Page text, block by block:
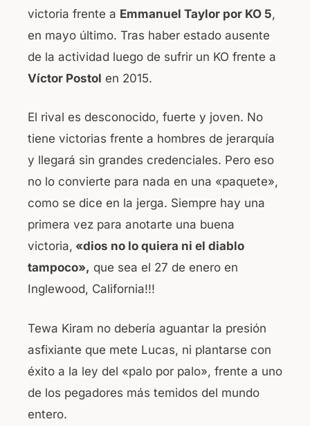
victoria frente a Emmanuel Taylor por KO 5,
en mayo último. Tras haber estado ausente
de la actividad luego de sufrir un KO frente a
Víctor Postol en 2015.
El rival es desconocido, fuerte y joven. No
tiene victorias frente a hombres de jerarquía
y llegará sin grandes credenciales. Pero eso
no lo convierte para nada en una «paquete»,
como se dice en la jerga. Siempre hay una
primera vez para anotarte una buena
victoria, «dios no lo quiera ni el diablo
tampoco», que sea el 27 de enero en
Inglewood, California!!!
Tewa Kiram no debería aguantar la presión
asfixiante que mete Lucas, ni plantarse con
éxito a la ley del «palo por palo», frente a uno
de los pegadores más temidos del mundo
entero.